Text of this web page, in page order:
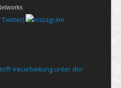
Verarbeitung unter der